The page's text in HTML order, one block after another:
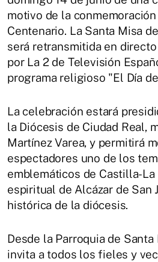
motivo de la conmemoración
Centenario. La Santa Misa
será retransmitida en directo
por La 2 de Televisión
programa religioso "El Día
La celebración estará
la Diócesis de Ciudad Real,
Martínez Varea, y permitirá
espectadores uno de los
emblemáticos de Castilla-La
espiritual de Alcázar de San
histórica de la diócesis.
Desde la Parroquia de
invita a todos los fieles y